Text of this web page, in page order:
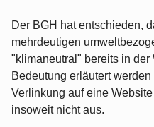
Der BGH hat entschieden,
mehrdeutigen
"klimaneutral" bereits in der
Bedeutung erläutert
Verlinkung auf eine
insoweit nicht aus.